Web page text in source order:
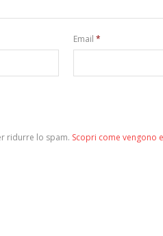
Email *
ridurre lo spam. Scopri come vengono